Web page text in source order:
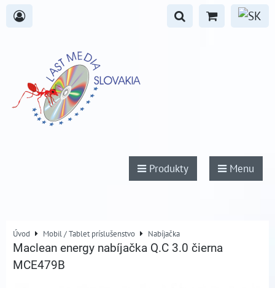
Produkty Menu
Úvod Mobil / Tablet príslušenstvo Nabíjačka
Maclean energy nabíjačka Q.C 3.0 čierna
MCE479B